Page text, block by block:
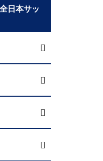
日本サッ